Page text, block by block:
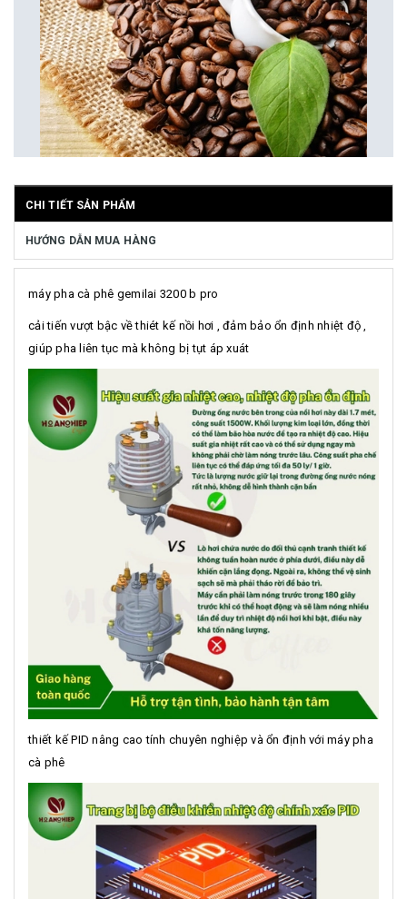
CHI TIẾT SẢN PHẨM
HƯỚNG DẪN MUA HÀNG
máy pha cà phê gemilai 3200 b pro
cải tiến vượt bậc về thiét kế nồi hơi , đảm bảo ổn định nhiệt độ ,
giúp pha liên tục mà không bị tụt áp xuát
thiết kế PID nâng cao tính chuyên nghiệp và ổn định với máy pha
cà phê